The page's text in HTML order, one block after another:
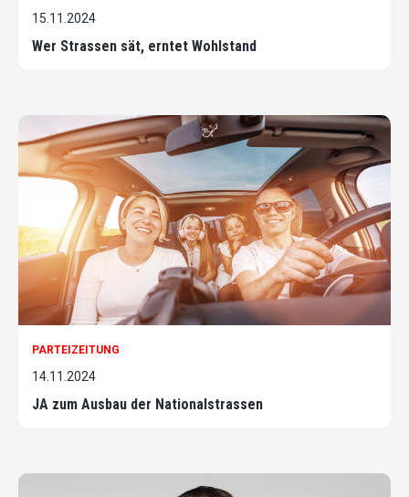
15.11.2024
Wer Strassen sät, erntet Wohlstand
PARTEIZEITUNG
14.11.2024
JA zum Ausbau der Nationalstrassen